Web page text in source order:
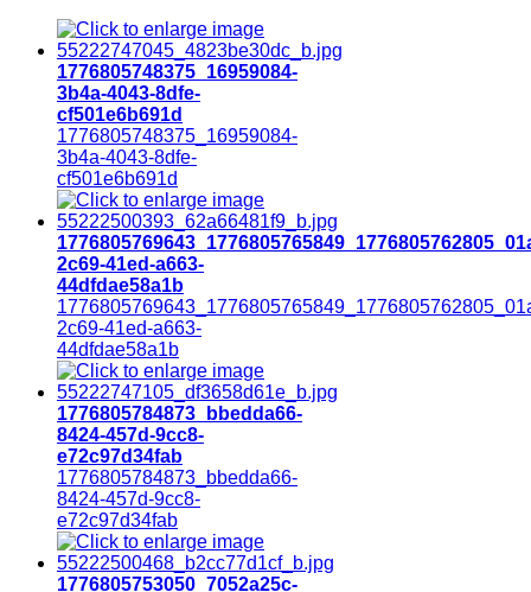
1776805748375_16959084-
3b4a-4043-8dfe-
cf501e6b691d
1776805748375_16959084-
3b4a-4043-8dfe-
cf501e6b691d
2c69-41ed-a663-
44dfdae58a1b
2c69-41ed-a663-
44dfdae58a1b
1776805784873_bbedda66-
8424-457d-9cc8-
e72c97d34fab
1776805784873_bbedda66-
8424-457d-9cc8-
e72c97d34fab
1776805753050_7052a25c-